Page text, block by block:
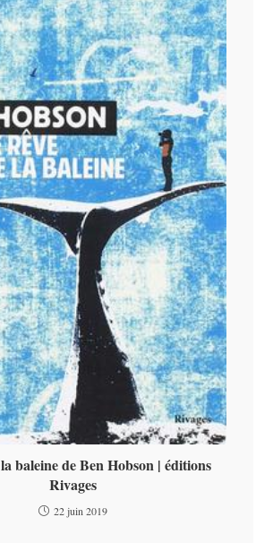
baleine de Ben Hobson | éditions
Rivages
22 juin 2019